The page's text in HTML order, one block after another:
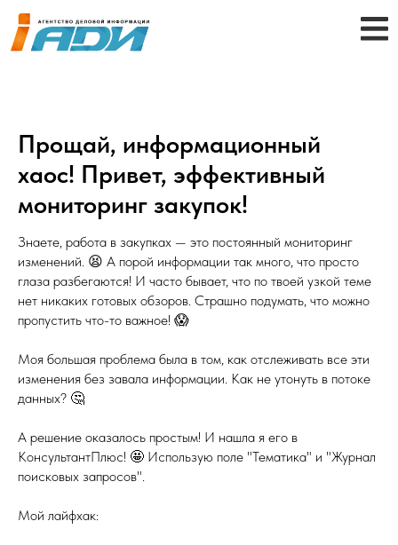
Прощай, информационный
хаос! Привет, эффективный
мониторинг закупок!
Знаете, работа в закупках — это постоянный мониторинг
изменений. 😫 А порой информации так много, что просто
глаза разбегаются! И часто бывает, что по твоей узкой теме
нет никаких готовых обзоров. Страшно подумать, что можно
пропустить что-то важное! 😱
Моя большая проблема была в том, как отслеживать все эти
изменения без завала информации. Как не утонуть в потоке
данных? 🤔
А решение оказалось простым! И нашла я его в
КонсультантПлюс! 🤩 Использую поле "Тематика" и "Журнал
поисковых запросов".
Мой лайфхак: